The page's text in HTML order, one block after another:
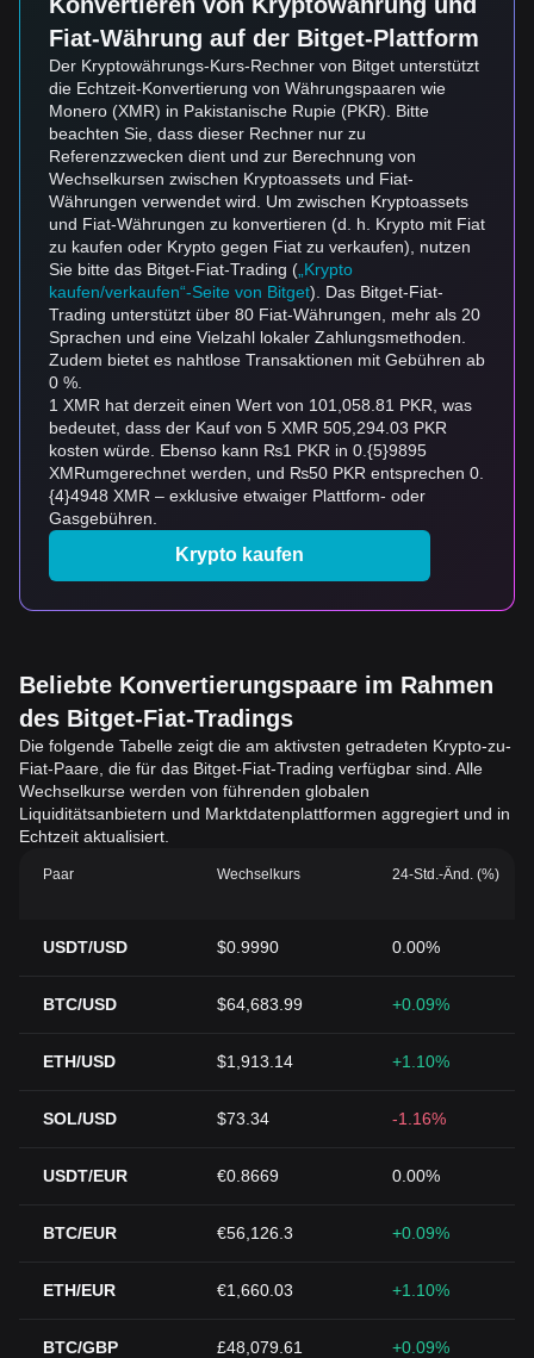
Fiat-Währung auf der Bitget-Plattform
Der Kryptowährungs-Kurs-Rechner von Bitget unterstützt
die Echtzeit-Konvertierung von Währungspaaren wie
Monero (XMR) in Pakistanische Rupie (PKR). Bitte
beachten Sie, dass dieser Rechner nur zu
Referenzzwecken dient und zur Berechnung von
Wechselkursen zwischen Kryptoassets und Fiat-
Währungen verwendet wird. Um zwischen Kryptoassets
und Fiat-Währungen zu konvertieren (d. h. Krypto mit Fiat
zu kaufen oder Krypto gegen Fiat zu verkaufen), nutzen
Sie bitte das Bitget-Fiat-Trading ( „Krypto
kaufen/verkaufen“-Seite von Bitget). Das Bitget-Fiat-
Trading unterstützt über 80 Fiat-Währungen, mehr als 20
Sprachen und eine Vielzahl lokaler Zahlungsmethoden.
Zudem bietet es nahtlose Transaktionen mit Gebühren ab
0 %.
1 XMR hat derzeit einen Wert von 101,058.81 PKR, was
bedeutet, dass der Kauf von 5 XMR 505,294.03 PKR
kosten würde. Ebenso kann ₨1 PKR in 0.{5}9895
XMRumgerechnet werden, und ₨50 PKR entsprechen 0.
{4}4948 XMR – exklusive etwaiger Plattform- oder
Gasgebühren.
Krypto kaufen
Beliebte Konvertierungspaare im Rahmen
des Bitget-Fiat-Tradings
Die folgende Tabelle zeigt die am aktivsten getradeten Krypto-zu-
Fiat-Paare, die für das Bitget-Fiat-Trading verfügbar sind. Alle
Wechselkurse werden von führenden globalen
Liquiditätsanbietern und Marktdatenplattformen aggregiert und in
Echtzeit aktualisiert.
Paar Wechselkurs 24-Std.-Änd. (%)
USDT/USD $0.9990 0.00%
BTC/USD $64,683.99 +0.09%
ETH/USD $1,913.14 +1.10%
SOL/USD $73.34 -1.16%
USDT/EUR €0.8669 0.00%
BTC/EUR €56,126.3 +0.09%
ETH/EUR €1,660.03 +1.10%
BTC/GBP £48,079.61 +0.09%